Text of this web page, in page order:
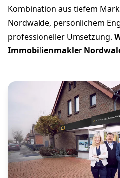
Kombination aus tiefem
Nordwalde, persönlichem
professioneller Umsetzung.
Immobilienmakler